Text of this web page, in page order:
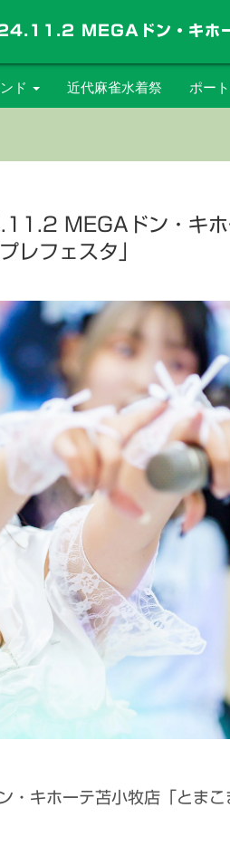
ド
く
よい
ろ
近代麻雀水着祭 ポー
ツイ
ライ
大通
百合
豊平
中島
円山
札幌
MEGAドン・キホ
レフェスタ」
キホーテ苫小牧店「とまこ